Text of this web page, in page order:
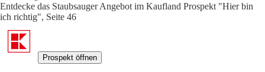
Entdecke das Staubsauger Angebot im Kaufland Prospekt "Hier bin
ich richtig", Seite 46
Prospekt öffnen